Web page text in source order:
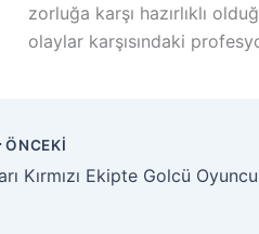
zorluğa karşı hazırlıklı
olaylar karşısındaki
ÖNCEKI